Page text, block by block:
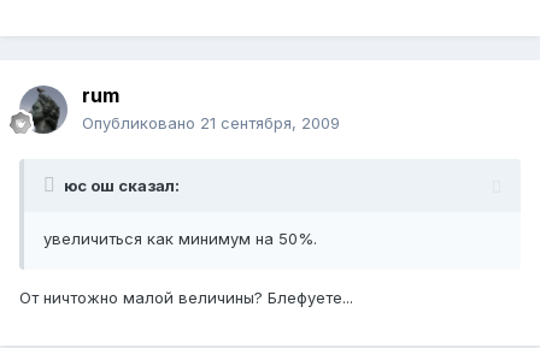
rum
Опубликовано 21 сентября, 2009
юс ош сказал:
увеличиться как минимум на 50%.
От ничтожно малой величины? Блефуете...